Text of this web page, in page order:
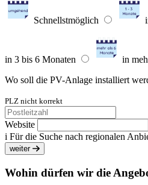
Schnellstmöglich
in 3 bis 6 Monaten
in
Wo soll die PV-Anlage installiert
PLZ nicht korrekt
Website
i Für die Suche nach regionalen
weiter
Wohin dürfen wir die